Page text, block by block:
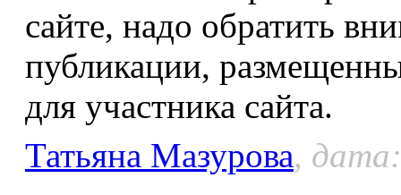
сайте, надо обратить
публикации,
для участника сайта.
Татьяна Мазурова,